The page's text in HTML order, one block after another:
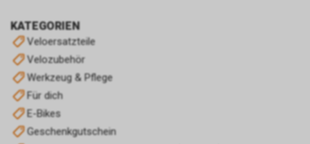
KATEGORIEN
Veloersatzteile
Velozubehör
Werkzeug & Pflege
Für dich
E-Bikes
Geschenkgutschein